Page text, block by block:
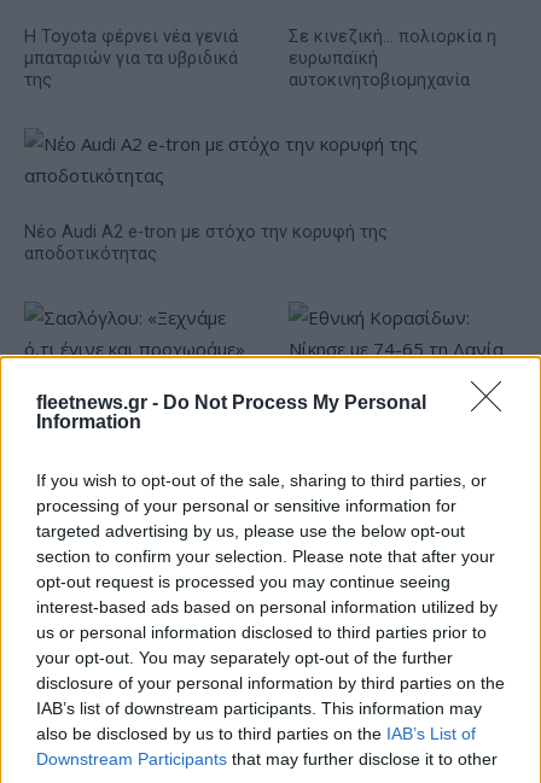
fleetnews.gr - Do Not Process My Personal
Information
If you wish to opt-out of the sale, sharing to third parties, or
processing of your personal or sensitive information for
targeted advertising by us, please use the below opt-out
section to confirm your selection. Please note that after your
opt-out request is processed you may continue seeing
interest-based ads based on personal information utilized by
us or personal information disclosed to third parties prior to
your opt-out. You may separately opt-out of the further
disclosure of your personal information by third parties on the
IAB’s list of downstream participants. This information may
also be disclosed by us to third parties on the IAB’s List of
Downstream Participants that may further disclose it to other
Η Toyota φέρνει νέα γενιά
μπαταριών για τα υβριδικά
της
Σε κινεζική… πολιορκία η
ευρωπαϊκή
αυτοκινητοβιομηχανία
Νέο Audi A2 e-tron με στόχο την κορυφή της
αποδοτικότητας
Σασλόγλου: «Ξεχνάμε ό,τι
έγινε και προχωράμε»
με 74-65 τη Δανία και παίζει
ημιτελικό με τη Νορβηγία
Ελληνική Αναπτυξιακή Τράπεζα: Με «προίκα» 2 δισ. ευρώ
ανοίγει δρόμο για δάνεια έως 5 δισ. σε μικρομεσαίες